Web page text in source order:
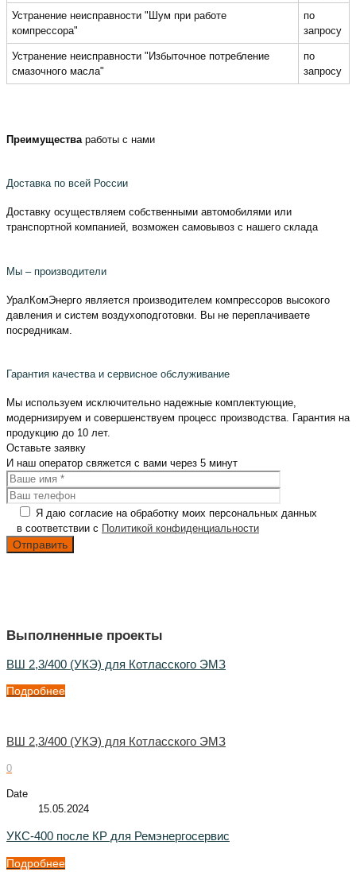
Устранение неисправности "Шум при работе
компрессора"
по
запросу
Устранение неисправности "Избыточное потребление
смазочного масла"
по
запросу
Преимущества работы с нами
Доставка по всей России
Доставку осуществляем собственными автомобилями или
транспортной компанией, возможен самовывоз с нашего склада
Мы – производители
УралКомЭнерго является производителем компрессоров высокого
давления и систем воздухоподготовки. Вы не переплачиваете
посредникам.
Гарантия качества и сервисное обслуживание
Мы используем исключительно надежные комплектующие,
модернизируем и совершенствуем процесс производства. Гарантия на
продукцию до 10 лет.
Оставьте заявку
И наш оператор свяжется с вами через 5 минут
Я даю согласие на обработку моих персональных данных
в соответствии с Политикой конфиденциальности
Выполненные проекты
ВШ 2,3/400 (УКЭ) для Котласского ЭМЗ
Подробнее
ВШ 2,3/400 (УКЭ) для Котласского ЭМЗ
0
Date
15.05.2024
УКС-400 после КР для Ремэнергосервис
Подробнее